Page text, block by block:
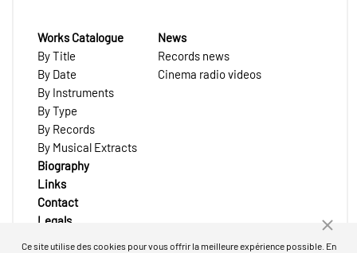
Works Catalogue
By Title
By Date
By Instruments
By Type
By Records
By Musical Extracts
News
Records news
Cinema radio videos
Biography
Links
Contact
Legals
Ce site utilise des cookies pour vous offrir la meilleure expérience possible. En